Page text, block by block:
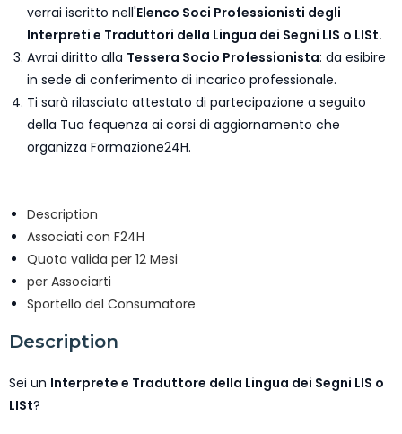
verrai iscritto nell'Elenco Soci Professionisti degli
Interpreti e Traduttori della Lingua dei Segni LIS o LISt.
Avrai diritto alla Tessera Socio Professionista: da esibire
in sede di conferimento di incarico professionale.
Ti sarà rilasciato attestato di partecipazione a seguito
della Tua fequenza ai corsi di aggiornamento che
organizza Formazione24H.
Description
Associati con F24H
Quota valida per 12 Mesi
per Associarti
Sportello del Consumatore
Description
Sei un Interprete e Traduttore della Lingua dei Segni LIS o
LISt?